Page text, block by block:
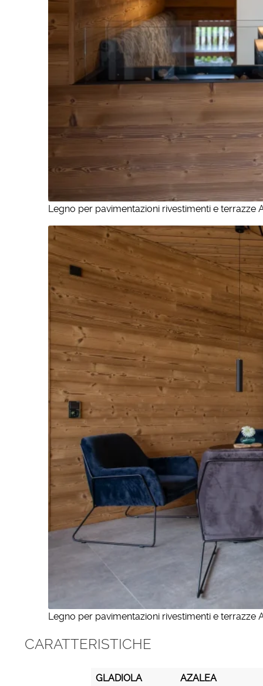
Legno per pavimentazioni rivestimenti e terrazze
Legno per pavimentazioni rivestimenti e terrazze
CARATTERISTICHE
GLADIOLA
AZALEA